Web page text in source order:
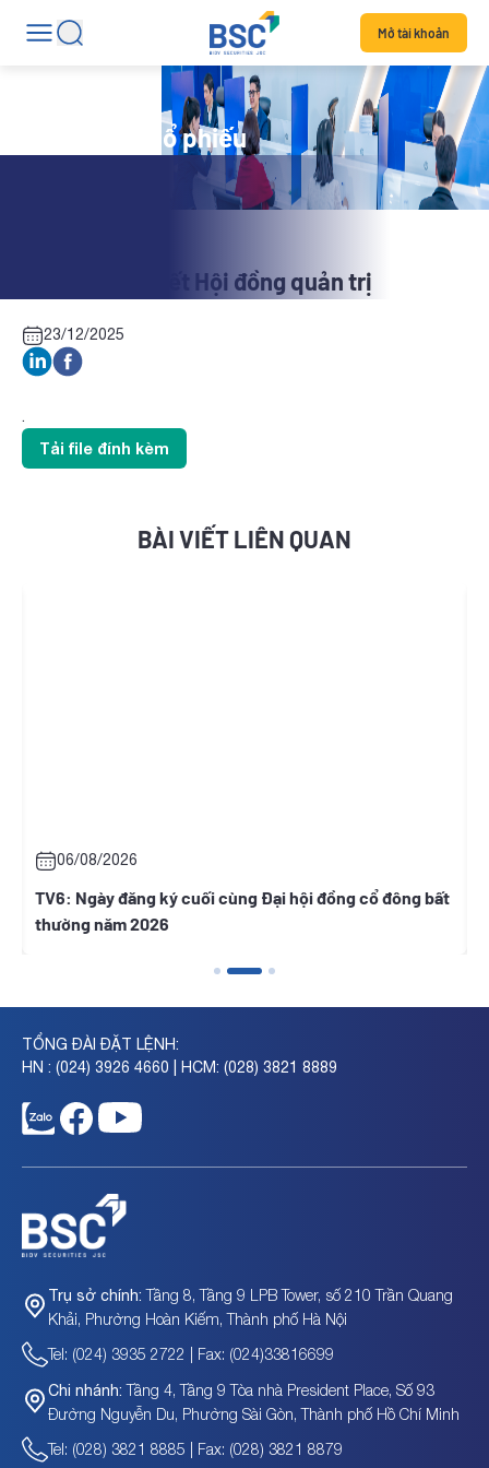
Mở tài khoản
Tin tức mã cổ phiếu
CT3: Nghị quyết Hội đồng quản trị
23/12/2025
.
Tải file đính kèm
BÀI VIẾT LIÊN QUAN
06/08/2026
TV6: Ngày đăng ký cuối cùng Đại hội đồng cổ đông bất
thường năm 2026
TỔNG ĐÀI ĐẶT LỆNH:
HN : (024) 3926 4660 | HCM: (028) 3821 8889
Trụ sở chính: Tầng 8, Tầng 9 LPB Tower, số 210 Trần Quang
Khải, Phường Hoàn Kiếm, Thành phố Hà Nội
Tel: (024) 3935 2722 | Fax: (024)33816699
Chi nhánh: Tầng 4, Tầng 9 Tòa nhà President Place, Số 93
Đường Nguyễn Du, Phường Sài Gòn, Thành phố Hồ Chí Minh
Tel: (028) 3821 8885 | Fax: (028) 3821 8879